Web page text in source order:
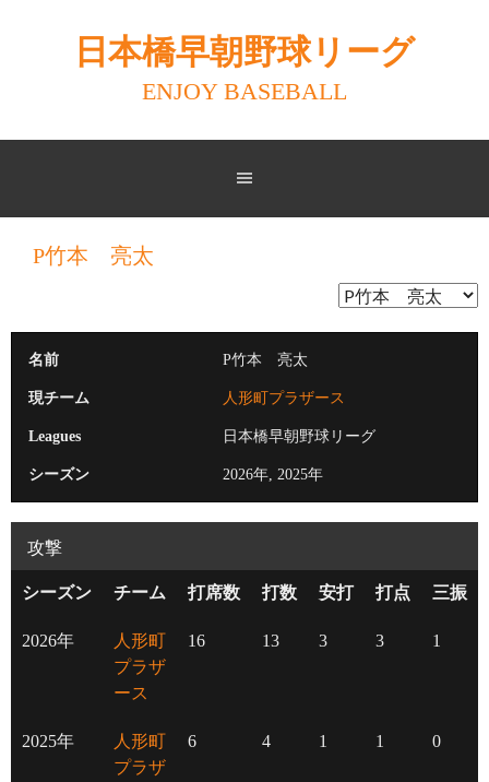
日本橋早朝野球リーグ
ENJOY BASEBALL
P竹本 亮太
名前 P竹本 亮太
現チーム 人形町プラザース
Leagues 日本橋早朝野球リーグ
シーズン 2026年, 2025年
攻撃
シーズン チーム 打席数 打数 安打 打点 三振
2026年
人形町
プラザ
ース
16 13 3 3 1
2025年
人形町
プラザ
6 4 1 1 0